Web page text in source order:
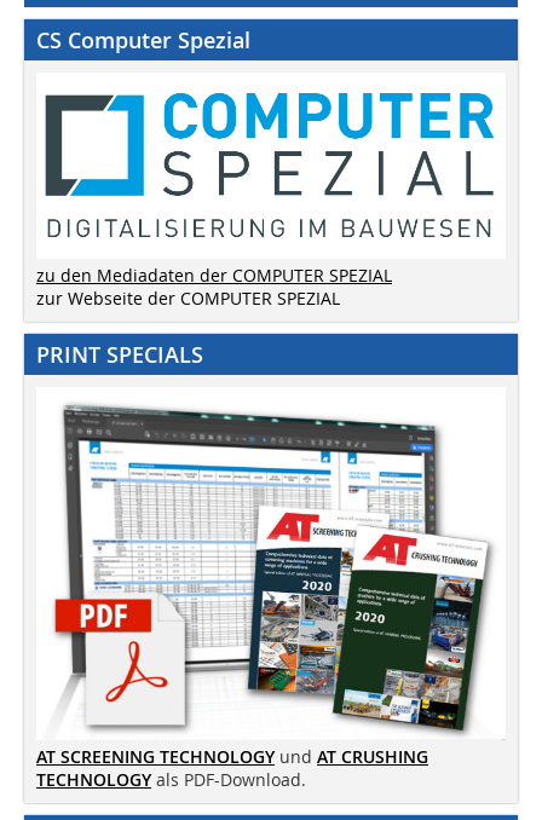
CS Computer Spezial
zu den Mediadaten der COMPUTER SPEZIAL
zur Webseite der COMPUTER SPEZIAL
PRINT SPECIALS
AT SCREENING TECHNOLOGY und AT CRUSHING
TECHNOLOGY als PDF-Download.